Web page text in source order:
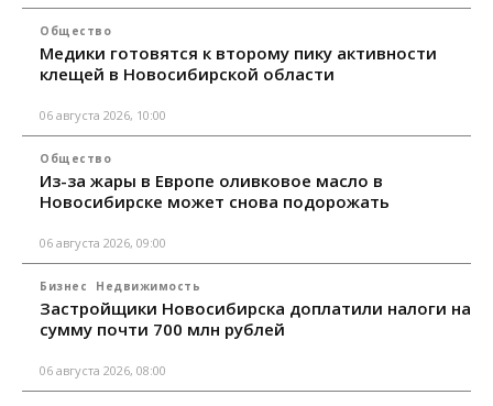
Общество
Медики готовятся к второму пику активности
клещей в Новосибирской области
06 августа 2026, 10:00
Общество
Из-за жары в Европе оливковое масло в
Новосибирске может снова подорожать
06 августа 2026, 09:00
Бизнес Недвижимость
Застройщики Новосибирска доплатили налоги на
сумму почти 700 млн рублей
06 августа 2026, 08:00